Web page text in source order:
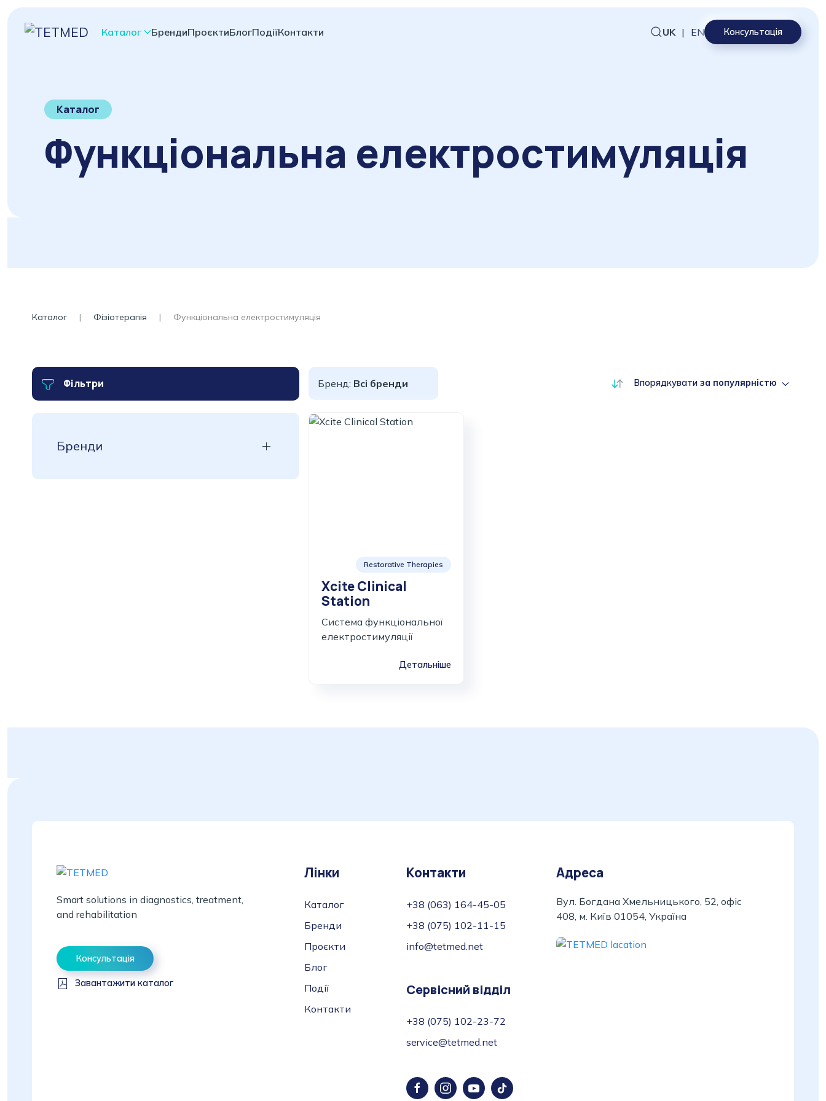
Каталог БрендиПроєктиБлогПодіїКонтакти UK | EN Консультація
Каталог
Функціональна електростимуляція
Каталог Фізіотерапія Функціональна електростимуляція
Фільтри
Бренди
Бренд: Всі бренди Впорядкувати за популярністю
Restorative Therapies
Xcite Clinical
Station
Система функціональної
електростимуляції
Детальніше
Smart solutions in diagnostics, treatment,
and rehabilitation
Консультація
Завантажити каталог
Лінки
Каталог
Бренди
Проєкти
Блог
Події
Контакти
Контакти
+38 (063) 164-45-05
+38 (075) 102-11-15
info@tetmed.net
Сервісний відділ
+38 (075) 102-23-72
service@tetmed.net
Адреса
Вул. Богдана Хмельницького, 52, офіс
408, м. Київ 01054, Україна